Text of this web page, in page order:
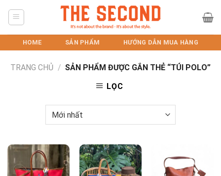
HOME SẢN PHẨM HƯỚNG DẪN MUA HÀNG
TRANG CHỦ / SẢN PHẨM ĐƯỢC GẮN THẺ “TÚI POLO”
LỌC